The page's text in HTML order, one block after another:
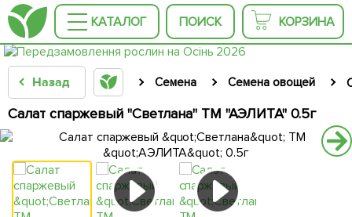
КАТАЛОГ ПОИСК КОРЗИНА
Назад Семена Семена овощей
Салат спаржевый "Светлана" ТМ "АЭЛИТА" 0.5г